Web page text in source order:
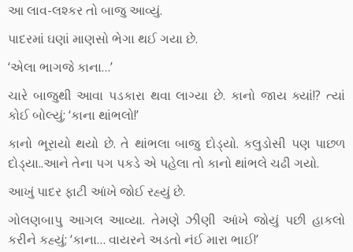
આ લાવ-લશ્કર તો બાજુ આવ્યું.
પાદરમાં ઘણાં માણસો ભેગા થઈ ગયા છે.
‘એલા ભાગજે કાના…’
ચારે બાજુથી આવા પડકારા થવા લાગ્યા છે. કાનો જાય ક્યાં!? ત્યાં
કોઈ બોલ્યું; ‘કાના થાંભલો!’
કાનો ભૂરાયો થયો છે. તે થાંભલા બાજુ દોડ્યો. કલુડોસી પણ પાછળ
દોડ્યા..આને તેના પગ પકડે એ પહેલા તો કાનો થાંભલે ચઢી ગયો.
આખું પાદર ફાટી આંખે જોઈ રહ્યું છે.
ગોલણબાપુ આગલ આવ્યા. તેમણે ઝીણી આંખે જોયું પછી હાકલો
કરીને કહ્યું; ‘કાના… વાયરને અડતો નંઈ મારા ભાઈ!’